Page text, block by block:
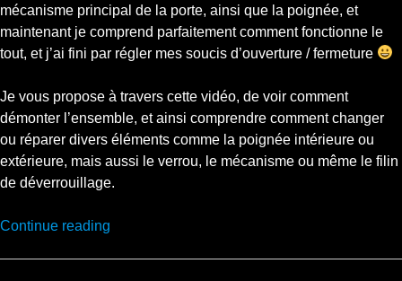
mécanisme principal de la porte, ainsi que la poignée, et
maintenant je comprend parfaitement comment fonctionne le
tout, et j’ai fini par régler mes soucis d’ouverture / fermeture
Je vous propose à travers cette vidéo, de voir comment
démonter l’ensemble, et ainsi comprendre comment changer
ou réparer divers éléments comme la poignée intérieure ou
extérieure, mais aussi le verrou, le mécanisme ou même le filin
de déverrouillage.
Continue reading